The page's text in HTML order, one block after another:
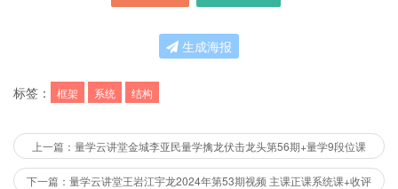
生成海报
标签： 框架 系统 结构
上一篇：量学云讲堂金城李亚民量学擒龙伏击龙头第56期+量学9段位课
下一篇：量学云讲堂王岩江宇龙2024年第53期视频 主课正课系统课+收评